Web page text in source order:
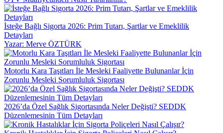
İsteğe Bağlı Sigorta 2026: Prim Tutarı, Şartlar ve Emeklilik
Detayları
Yazar: Merve ÖZTÜRK
Motorlu Kara Taşıtları İle Mesleki Faaliyette Bulunanlar İçin
Zorunlu Mesleki Sorumluluk Sigortası
2026’da Özel Sağlık Sigortasında Neler Değişti? SEDDK
Düzenlemesinin Tüm Detayları